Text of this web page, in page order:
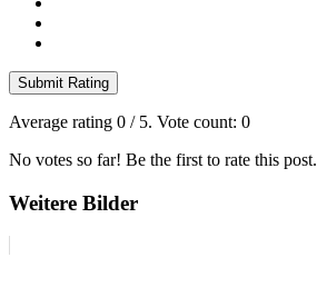
Submit Rating
Average rating 0 / 5. Vote count: 0
No votes so far! Be the first to rate this post.
Weitere Bilder